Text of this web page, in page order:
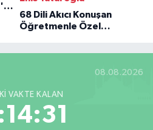
68 Dili Akıcı Konuşan
Öğretmenle Özel
08.08.2026
VAKTE KALAN